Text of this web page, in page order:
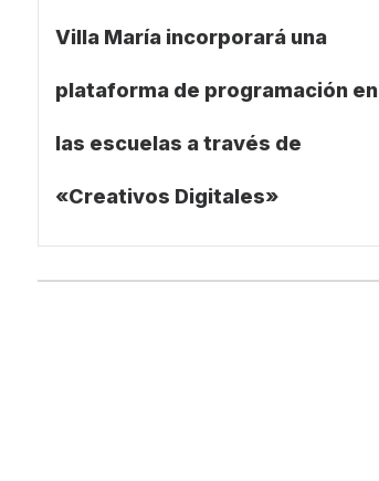
Villa María incorporará una
plataforma de programación en
las escuelas a través de
«Creativos Digitales»